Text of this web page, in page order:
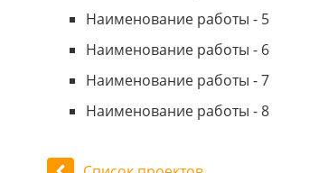
Наименование работы - 5
Наименование работы - 6
Наименование работы - 7
Наименование работы - 8